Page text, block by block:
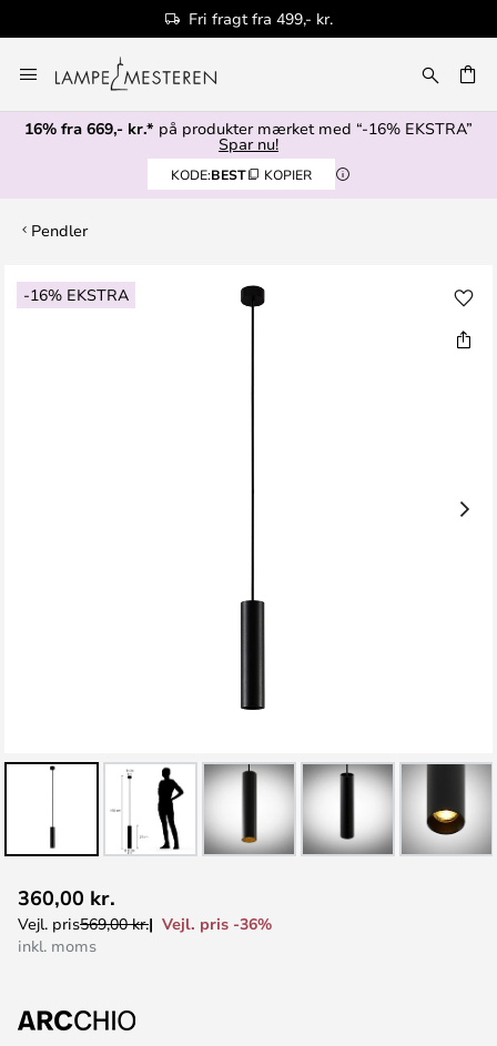
Fri fragt fra 499,- kr.
to
Content
16% fra 669,- kr.* på produkter mærket med “-16% EKSTRA”
Spar nu!
KODE:BEST KOPIER
Pendler
-16% EKSTRA
Gå
til
til
starten
360,00 kr.
Vejl. pris569,00 kr.
Vejl. pris -36%
inkl. moms